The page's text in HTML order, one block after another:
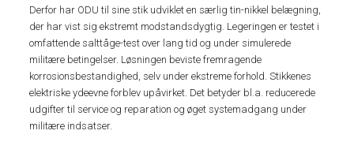
Derfor har ODU til sine stik udviklet en særlig tin-nikkel belægning,
der har vist sig ekstremt modstandsdygtig. Legeringen er testet i
omfattende salttåge-test over lang tid og under simulerede
militære betingelser. Løsningen beviste fremragende
korrosionsbestandighed, selv under ekstreme forhold. Stikkenes
elektriske ydeevne forblev upåvirket. Det betyder bl.a. reducerede
udgifter til service og reparation og øget systemadgang under
militære indsatser.